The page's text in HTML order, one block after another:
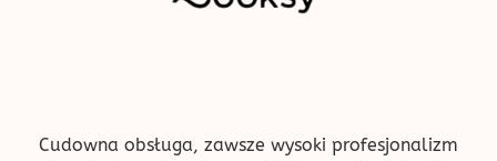
Cudowna obsługa, zawsze wysoki profesjonalizm